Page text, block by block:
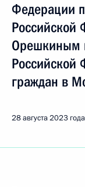
Федерации
Орешкиным
Российской
граждан в
28 августа 2023 года